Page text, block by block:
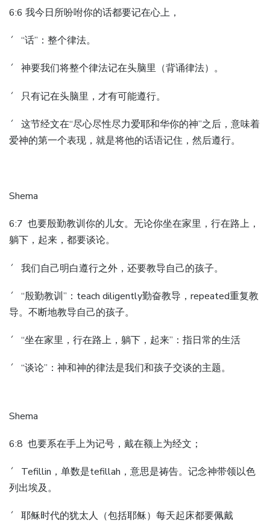
6:6 我今日所吩咐你的话都要记在心上，
´ “话”：整个律法。
´ 神要我们将整个律法记在头脑里（背诵律法）。
´ 只有记在头脑里，才有可能遵行。
´ 这节经文在“尽心尽性尽力爱耶和华你的神”之后，意味着
爱神的第一个表现，就是将他的话语记住，然后遵行。
Shema
6:7 也要殷勤教训你的儿女。无论你坐在家里，行在路上，
躺下，起来，都要谈论。
´ 我们自己明白遵行之外，还要教导自己的孩子。
´ “殷勤教训”：teach diligently勤奋教导，repeated重复教
导。不断地教导自己的孩子。
´ “坐在家里，行在路上，躺下，起来”：指日常的生活
´ “谈论”：神和神的律法是我们和孩子交谈的主题。
Shema
6:8 也要系在手上为记号，戴在额上为经文；
´ Tefillin，单数是tefillah，意思是祷告。记念神带领以色
列出埃及。
´ 耶稣时代的犹太人（包括耶稣）每天起床都要佩戴